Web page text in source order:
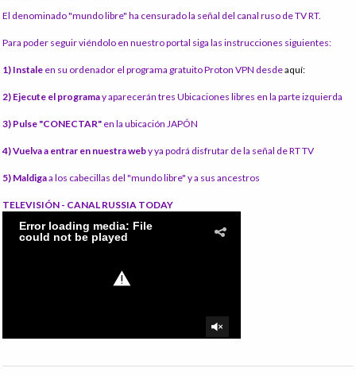
El denominado "mundo libre" ha censurado la señal del canal ruso de TV RT.
Para poder seguir viéndolo en nuestro portal siga las instrucciones siguientes:
1) Instale en su ordenador el programa gratuito Proton VPN desdeaquí:
2) Ejecute el programay aparecerán tres Ubicaciones libres en la parte izquierda
3) Pulse "CONECTAR" en la ubicación JAPÓN
4) Vuelva a entrar en nuestra weby ya podrá disfrutar de la señal de RT TV
5) Maldigaa los cabecillas del "mundo libre" y a sus ancestros
TELEVISIÓN - CANAL RUSSIA TODAY